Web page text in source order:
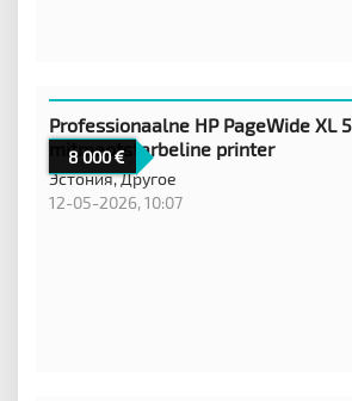
8 000
Professionaalne HP PageWide XL
mitmeotstarbeline printer
Эстония,Другое
12-05-2026, 10:07